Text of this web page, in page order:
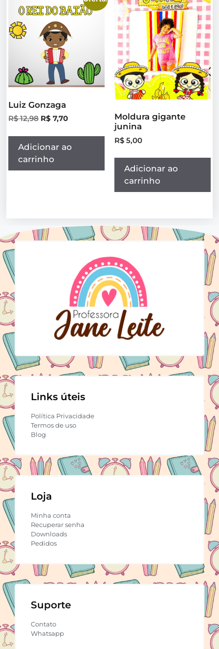
Luiz Gonzaga
R$12,98 R$ 7,70
Adicionar ao
carrinho
Moldura gigante
junina
R$ 5,00
Adicionar ao
carrinho
Links úteis
Política Privacidade
Termos de uso
Blog
Loja
Minha conta
Recuperar senha
Downloads
Pedidos
Suporte
Contato
Whatsapp